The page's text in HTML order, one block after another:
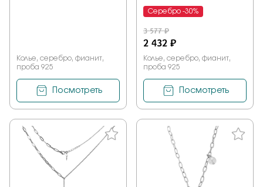
Колье, серебро, фианит,
проба 925
Посмотреть
Серебро -30%
3 577 ₽
2 432 ₽
Колье, серебро, фианит,
проба 925
Посмотреть